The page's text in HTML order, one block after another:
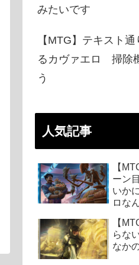
みたいです
【MTG】テキスト
るカヴァエロ 掃除
う
人気記事
【
ーン
いか
ロな
【
らな
なか